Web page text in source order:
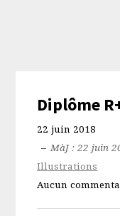
Diplôme
22 juin 2018
–MàJ : 22 juin
Illustrations
Aucun